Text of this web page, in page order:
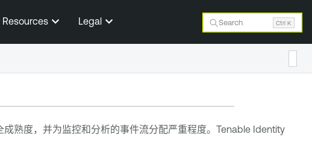
Legal Search Ctrl K
熟度，并为监控和分析的事件流分配严重程度。 Tenable Identity